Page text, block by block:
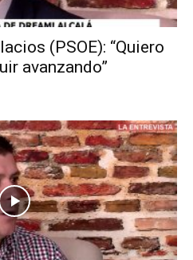
(PSOE): “Quiero
avanzando”